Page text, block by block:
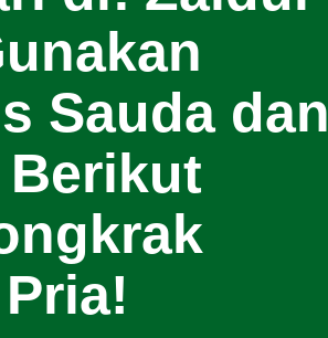
Sauda dan
Berikut